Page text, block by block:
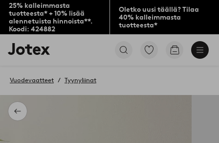
25% kalleimmasta
tuotteesta* + 10% lisää
alennetuista hinnoista**.
Koodi: 424882
Oletko uusi täällä? Tilaa
40% kalleimmasta
tuotteesta*
Jotex-
logo
aloitussivulle
Siirry
Siirry
Takaisin
Vuodevaatteet Tyynyliinat